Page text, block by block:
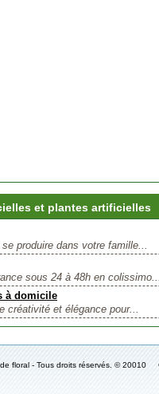
et plantes artificielles
produire dans votre famille...
sous 24 à 48h en
à domicile
créativité et élégance pour...
floral - Tous droits réservés. ©